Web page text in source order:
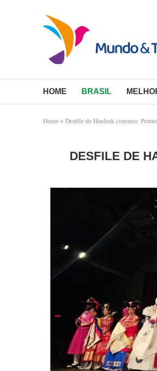
HOME BRASIL
Home » Desfile de Hanbok coreano:
DESFILE DE